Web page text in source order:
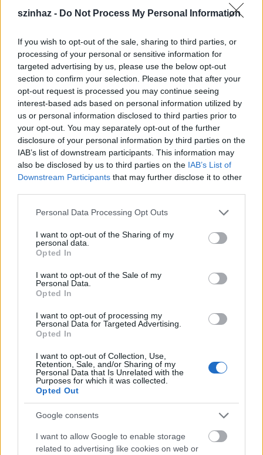
szinhaz - Do Not Process My Personal Information
If you wish to opt-out of the sale, sharing to third parties, or
processing of your personal or sensitive information for
targeted advertising by us, please use the below opt-out
section to confirm your selection. Please note that after your
opt-out request is processed you may continue seeing
interest-based ads based on personal information utilized by
us or personal information disclosed to third parties prior to
your opt-out. You may separately opt-out of the further
disclosure of your personal information by third parties on the
IAB’s list of downstream participants. This information may
also be disclosed by us to third parties on the IAB’s List of
Downstream Participants that may further disclose it to other
Please note that this website/app uses one or more Google
not limited to your visit or usage behaviour. You may click to
grant or deny consent to Google and its third-party tags to
use your data for below specified purposes in below Google
consent section.
Personal Data Processing Opt Outs
I want to opt-out of the Sharing of my
personal data.
Opted In
I want to opt-out of the Sale of my
Personal Data.
Opted In
I want to opt-out of processing my
Personal Data for Targeted Advertising.
Opted In
I want to opt-out of Collection, Use,
Retention, Sale, and/or Sharing of my
Personal Data that Is Unrelated with the
Purposes for which it was collected.
Opted Out
Google consents
I want to allow Google to enable storage
related to advertising like cookies on web or
"Józanul nem merünk érzelmesek
lenni" - Villáminterjú Mészáros
Mátéval
szinhazhu•2015. december 20.
december 19-én tartották a Kamrában. Ivan
Viripajev drámájának egyik szerepében Mészáros
Mátét láthatjuk – a készülő előadásról, az abban
játszott szerepeiről és arról kérdezték a színészt a
premier előtt, miért csak részegen merünk nagyon
érzelmesek…